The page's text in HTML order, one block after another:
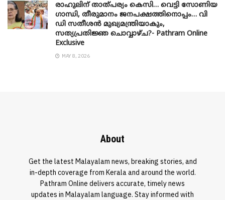
രാഹുലിന് താത്പര്യം കെസി… വെട്ടി സോണിയ
​ഗാന്ധി, തീരുമാനം ജനപക്ഷത്തിനൊപ്പം… വി
ഡി സതീശൻ മുഖ്യമന്ത്രിയാകും,
സത്യപ്രതിജ്ഞ ചൊവ്വാഴ്ച?- Pathram Online
Exclusive
MAY 8, 2026
About
Get the latest Malayalam news, breaking stories, and
in-depth coverage from Kerala and around the world.
Pathram Online delivers accurate, timely news
updates in Malayalam language. Stay informed with